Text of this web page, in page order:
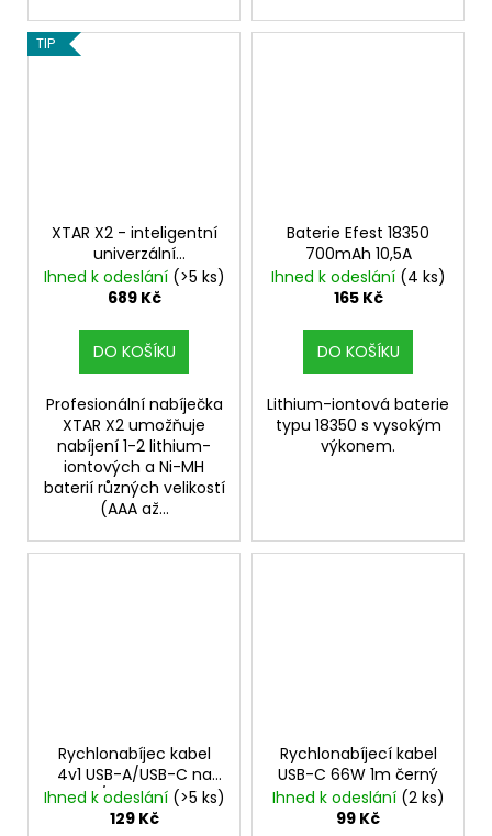
TIP
XTAR X2 - inteligentní
univerzální
rychlonabíječka s
Micro USB vstupem
Ihned k odeslání (>5 ks)
689 Kč
DO KOŠÍKU
Profesionální nabíječka
XTAR X2 umožňuje
nabíjení 1-2 lithium-
iontových a Ni-MH
baterií různých velikostí
(AAA až...
Baterie Efest 18350
700mAh 10,5A
Ihned k odeslání (4 ks)
165 Kč
DO KOŠÍKU
Lithium-iontová baterie
typu 18350 s vysokým
výkonem.
Rychlonabíjec kabel
4v1 USB-A/USB-C na
USB-C/Ligh 100W 1,3m
Ihned k odeslání (>5 ks)
129 Kč
Rychlonabíjecí kabel
USB-C 66W 1m černý
Ihned k odeslání (2 ks)
99 Kč